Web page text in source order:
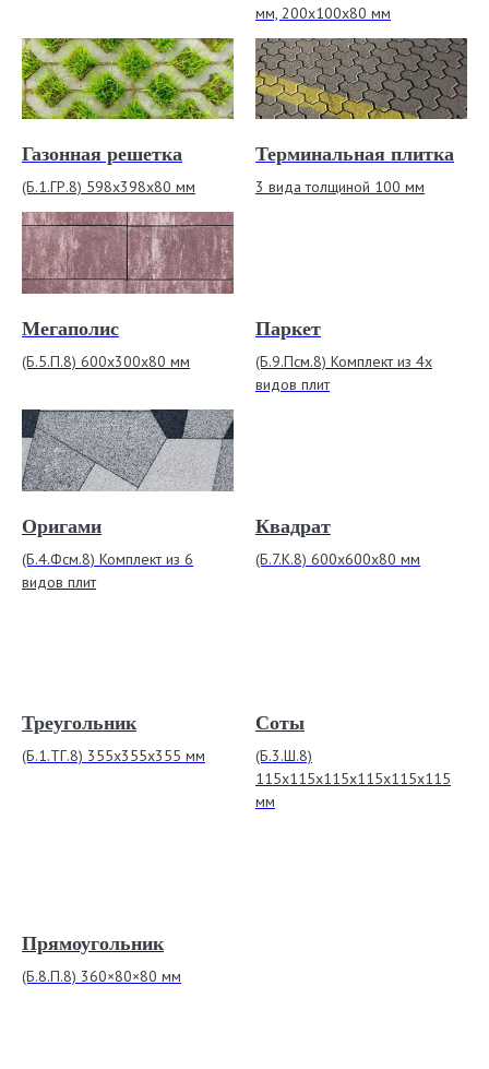
мм, 200х100х80 мм
Газонная решетка
(Б.1.ГР.8) 598х398х80 мм
Терминальная плитка
3 вида толщиной 100 мм
Мегаполис
(Б.5.П.8) 600х300х80 мм
Паркет
(Б.9.Псм.8) Комплект из 4х
видов плит
Оригами
(Б.4.Фсм.8) Комплект из 6
видов плит
Квадрат
(Б.7.К.8) 600х600х80 мм
Треугольник
(Б.1.ТГ.8) 355х355х355 мм
Соты
(Б.3.Ш.8)
115х115х115х115х115х115
мм
Прямоугольник
(Б.8.П.8) 360×80×80 мм